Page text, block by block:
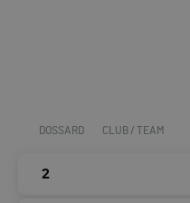
DOSSARD CLUB / TEAM
2